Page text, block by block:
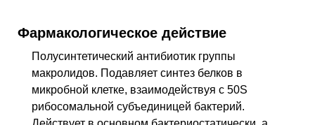
Фармакологическое действие
Полусинтетический антибиотик группы
макролидов. Подавляет синтез белков в
микробной клетке, взаимодействуя с 50S
рибосомальной субъединицей бактерий.